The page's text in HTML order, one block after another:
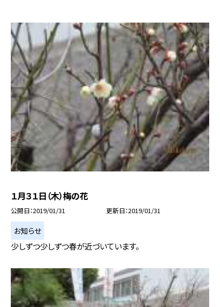
１月３１日（木）梅の花
公開日 2019/01/31 更新日 2019/01/31
お知らせ
少しずつ少しずつ春が近づいています。